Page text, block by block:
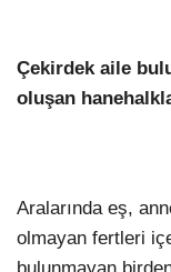
Çekirdek aile
oluşan
Aralarında eş,
olmayan fertleri
bulunmayan